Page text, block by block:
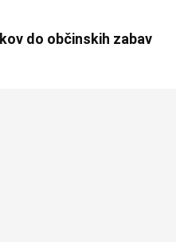
do občinskih zabav